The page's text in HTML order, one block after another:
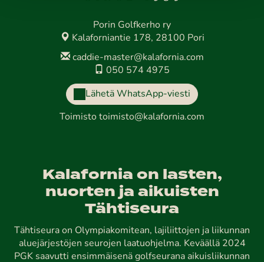
Porin Golfkerho ry
Kalaforniantie 178, 28100 Pori
caddie-master@kalafornia.com
050 574 4975
Lähetä WhatsApp-viesti
Toimisto toimisto@kalafornia.com
Kalafornia on lasten,
nuorten ja aikuisten
Tähtiseura
Tähtiseura on Olympiakomitean, lajiliittojen ja liikunnan
aluejärjestöjen seurojen laatuohjelma. Keväällä 2024
PGK saavutti ensimmäisenä golfseurana aikuisliikunnan